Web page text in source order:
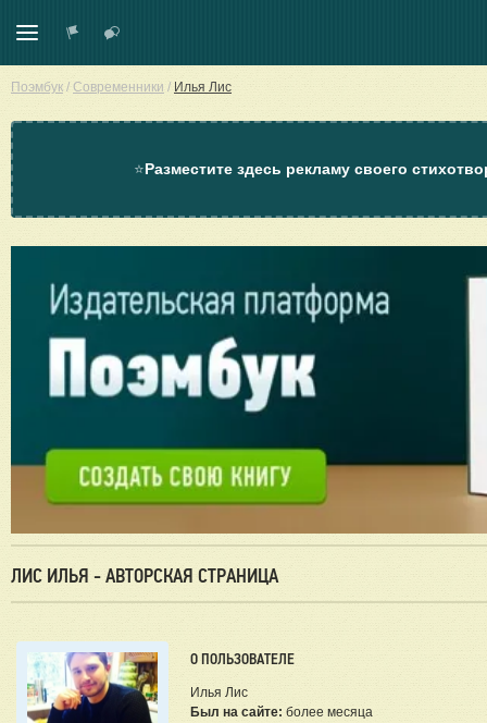
Поэмбук / Современники / Илья Лис
⭐Разместите здесь рекламу своего
ЛИС ИЛЬЯ - АВТОРСКАЯ СТРАНИЦА
О ПОЛЬЗОВАТЕЛЕ
Илья Лис
Был на сайте: более месяца